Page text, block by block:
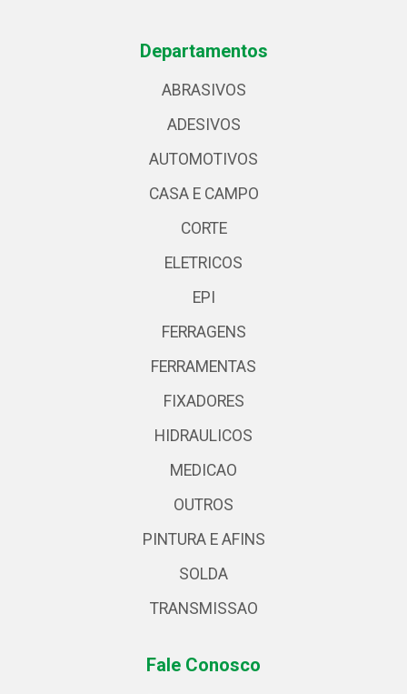
Departamentos
ABRASIVOS
ADESIVOS
AUTOMOTIVOS
CASA E CAMPO
CORTE
ELETRICOS
EPI
FERRAGENS
FERRAMENTAS
FIXADORES
HIDRAULICOS
MEDICAO
OUTROS
PINTURA E AFINS
SOLDA
TRANSMISSAO
Fale Conosco